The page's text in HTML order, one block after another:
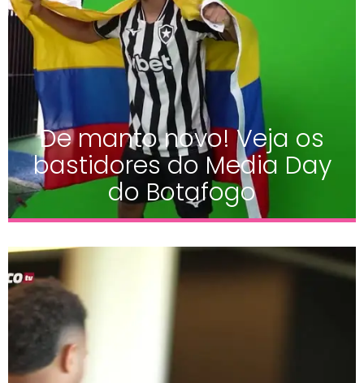
De manto novo! Veja os
bastidores do Media Day
do Botafogo